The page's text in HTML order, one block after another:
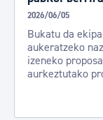
2026/06/05
Bukatu da
aukeratzeko
izeneko
aurkeztutako